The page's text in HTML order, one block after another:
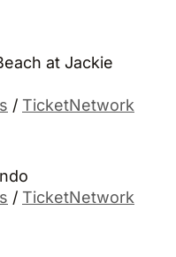
at Jackie
/ TicketNetwork
/ TicketNetwork